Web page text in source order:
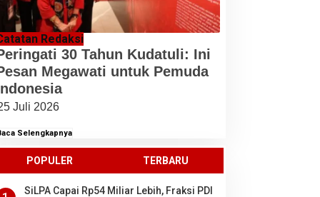
Redaksi
30 Tahun Kudatuli: Ini
Megawati untuk Pemuda
Juli 2026
Selengkapnya
POPULER TERBARU
SiLPA Capai Rp54 Miliar Lebih, Fraksi PDI